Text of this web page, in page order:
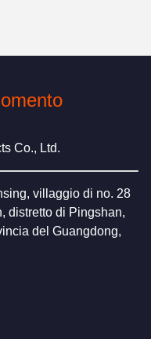
Co., Ltd.
villaggio di no. 28
distretto di Pingshan,
del Guangdong,